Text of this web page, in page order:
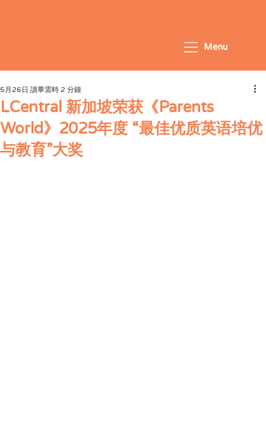
Menu
LCentral 新加坡荣获《Parents
World》2025年度 “最佳优质英语培优
与教育”大奖
5月26日 讀畢需時 2 分鐘